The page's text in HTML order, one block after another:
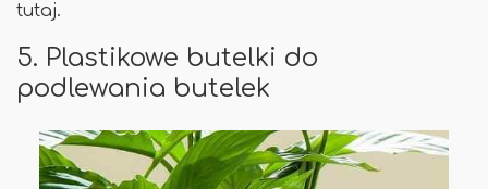
tutaj.
5. Plastikowe butelki do
podlewania butelek